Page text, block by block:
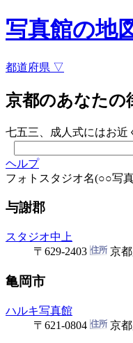
写真館の地
都道府県 ▽
京都のあなたの
七五三、成人式にはお近
ヘルプ
フォトスタジオ名(○○写
与謝郡
スタジオ中上
〒629-2403
京
亀岡市
ハルキ写真館
〒621-0804
京